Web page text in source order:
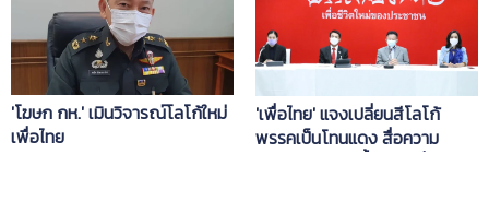
'โฆษก กห.' เมินวิจารณ์โลโก้ใหม่
เพื่อไทย
'เพื่อไทย' แจงเปลี่ยนสีโลโก้
พรรคเป็นโทนแดง สื่อความ